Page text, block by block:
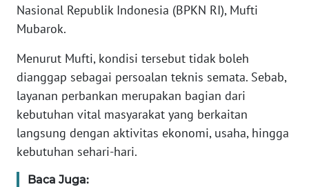
Nasional Republik Indonesia (BPKN RI), Mufti
Mubarok.
Menurut Mufti, kondisi tersebut tidak boleh
dianggap sebagai persoalan teknis semata. Sebab,
layanan perbankan merupakan bagian dari
kebutuhan vital masyarakat yang berkaitan
langsung dengan aktivitas ekonomi, usaha, hingga
kebutuhan sehari-hari.
Baca Juga:
INFO
TENTANG
MEDIA
SIBER